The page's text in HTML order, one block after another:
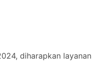
diharapkan layanan